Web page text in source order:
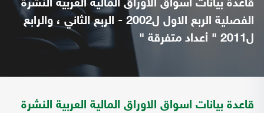
قاعدة بيانات اسواق الاوراق المالية العربية النشرة
الفصلية الربع الاول ل2002 - الربع الثاني ، والرابع
ل2011 " أعداد متفرقة "
قاعدة بيانات اسواق الاوراق المالية العربية النشرة